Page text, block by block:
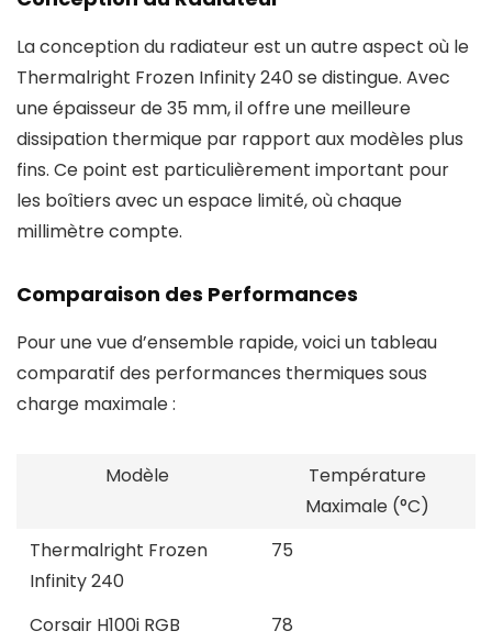
La conception du radiateur est un autre aspect où le
Thermalright Frozen Infinity 240 se distingue. Avec
une épaisseur de 35 mm, il offre une meilleure
dissipation thermique par rapport aux modèles plus
fins. Ce point est particulièrement important pour
les boîtiers avec un espace limité, où chaque
millimètre compte.
Comparaison des Performances
Pour une vue d’ensemble rapide, voici un tableau
comparatif des performances thermiques sous
charge maximale :
Modèle
Température
Maximale (°C)
Thermalright Frozen
Infinity 240
75
Corsair H100i RGB
78